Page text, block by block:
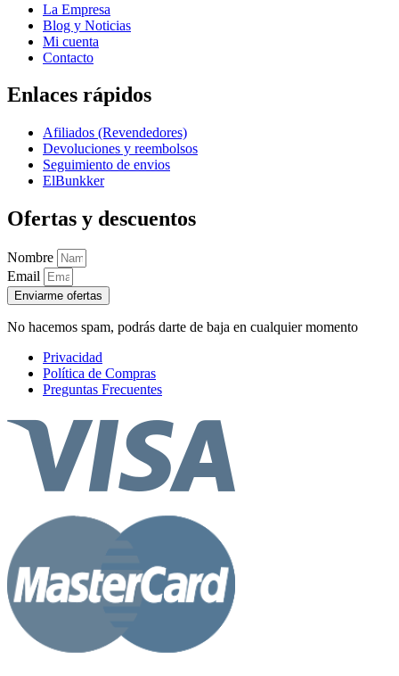
La Empresa
Blog y Noticias
Mi cuenta
Contacto
Enlaces rápidos
Afiliados (Revendedores)
Devoluciones y reembolsos
Seguimiento de envios
ElBunkker
Ofertas y descuentos
Nombre
Email
Enviarme ofertas
No hacemos spam, podrás darte de baja en cualquier momento
Privacidad
Política de Compras
Preguntas Frecuentes